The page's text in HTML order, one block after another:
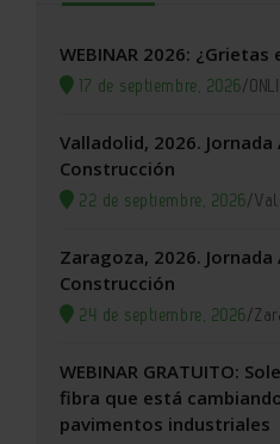
WEBINAR 2026:
17 de septiembre, 2026/
Valladolid, 2026.
Construcción
22 de septiembre, 2026/
Zaragoza, 2026.
Construcción
24 de septiembre, 2026/
WEBINAR GRATUITO:
fibra que está
pavimentos industriales